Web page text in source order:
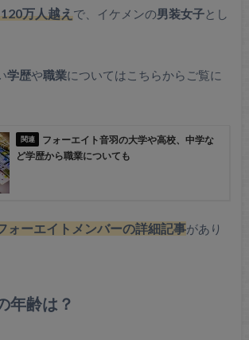
万人越えで、イケメンの男装女子とし
学歴や職業についてはこちらからご覧に
フォーエイト音羽の大学や高校、中学な
ど学歴から職業についても
ォーエイトメンバーの詳細記事があり
年齢は？